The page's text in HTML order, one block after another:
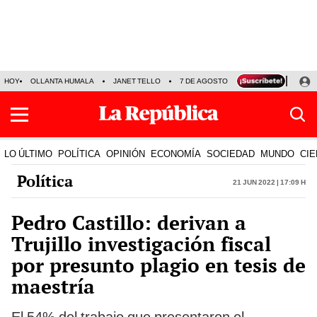
HOY OLLANTA HUMALA JANET TELLO 7 DE AGOSTO TINKA RESULTADOS
LO ÚLTIMO POLÍTICA OPINIÓN ECONOMÍA SOCIEDAD MUNDO
Política 21 Jun 2022 | 17:09 h
Pedro Castillo: derivan a
Trujillo investigación fiscal
por presunto plagio en tesis de
maestría